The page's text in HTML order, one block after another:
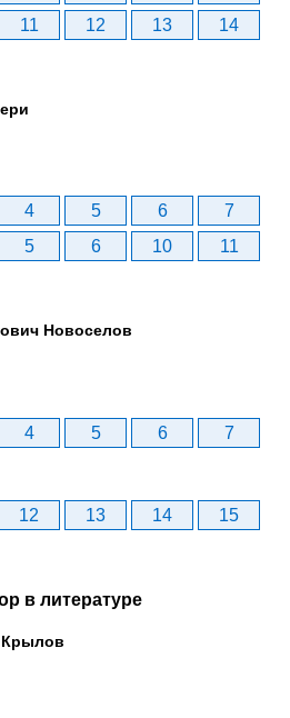
11 12 13
14
4 5 6
7
5 6 10
11
Новоселов
4 5 6
7
12 13 14
15
в литературе
Крылов